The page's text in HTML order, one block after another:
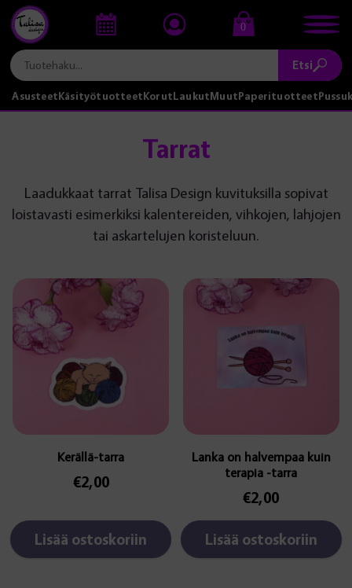
0
Etsi
AsusteetKäsityötuotteetKorutLaukutMuutPaperituotteet
Tarrat
Laadukkaat tarrat Talisa Design kuvituksilla sopivat
loistavasti esimerkiksi kalentereiden, vihkojen, lahjojen
tai askartelujen koristeluun.
Kerällä-tarra
€2,00
Lisää ostoskoriin
Lanka on halvempaa kuin
terapia -tarra
€2,00
Lisää ostoskoriin